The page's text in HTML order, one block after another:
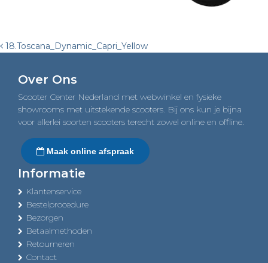
Post
navigation
18.Toscana_Dynamic_Capri_Yellow
Over Ons
Scooter Center Nederland met webwinkel en fysieke
showrooms met uitstekende scooters. Bij ons kun je bijna
voor allerlei soorten scooters terecht zowel online en offline.
Maak online afspraak
Informatie
Klantenservice
Bestelprocedure
Bezorgen
Betaalmethoden
Retourneren
Contact